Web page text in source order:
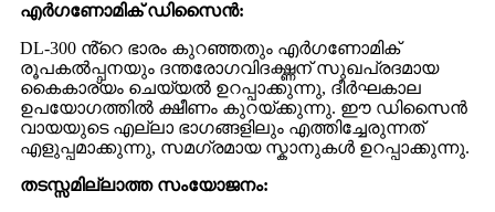
എർഗണോമിക് ഡിസൈൻ:
DL-300 ൻ്റെ ഭാരം കുറഞ്ഞതും എർഗണോമിക്
രൂപകൽപ്പനയും ദന്തരോഗവിദഗ്ദ്ധന് സുഖപ്രദമായ
കൈകാര്യം ചെയ്യൽ ഉറപ്പാക്കുന്നു, ദീർഘകാല
ഉപയോഗത്തിൽ ക്ഷീണം കുറയ്ക്കുന്നു. ഈ ഡിസൈൻ
വായയുടെ എല്ലാ ഭാഗങ്ങളിലും എത്തിച്ചേരുന്നത്
എളുപ്പമാക്കുന്നു, സമഗ്രമായ സ്കാനുകൾ ഉറപ്പാക്കുന്നു.
തടസ്സമില്ലാത്ത സംയോജനം: